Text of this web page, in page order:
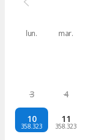
lun. mar.
3 4
10
358.323
11
358.323